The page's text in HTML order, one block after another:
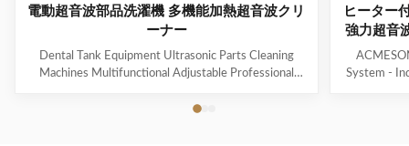
電動超音波部品洗濯機 多機能加熱超音波クリ
ーナー
Dental Tank Equipment Ultrasonic Parts Cleaning
Machines Multifunctional Adjustable Professional
heated ultrasonic cleaner is an advanced version of an
ヒーター
強力超音
ー
System -